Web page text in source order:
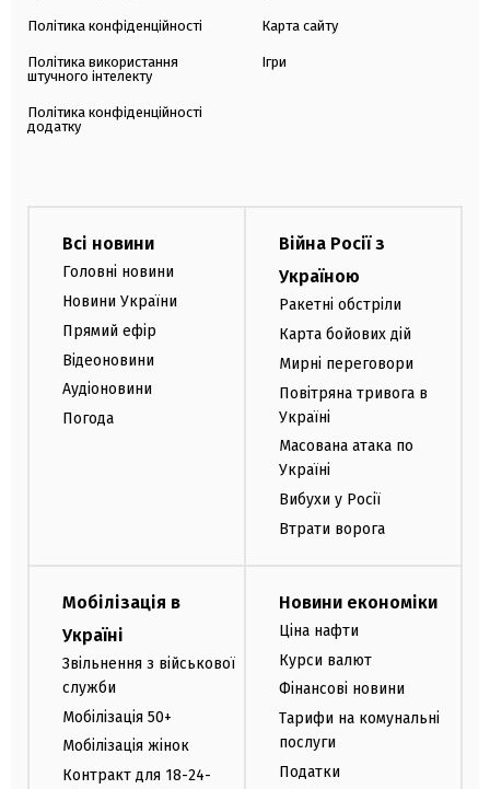
Політика конфіденційності
Політика використання
штучного інтелекту
Політика конфіденційності
додатку
Карта сайту
Ігри
Всі новини
Головні новини
Новини України
Прямий ефір
Відеоновини
Аудіоновини
Погода
Війна Росії з
Україною
Ракетні обстріли
Карта бойових дій
Мирні переговори
Повітряна тривога в
Україні
Масована атака по
Україні
Вибухи у Росії
Втрати ворога
Мобілізація в
Україні
Звільнення з військової
служби
Мобілізація 50+
Мобілізація жінок
Контракт для 18-24-
Новини економіки
Ціна нафти
Курси валют
Фінансові новини
Тарифи на комунальні
послуги
Податки